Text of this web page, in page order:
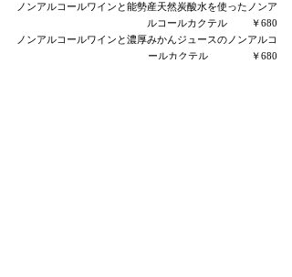
ノンアルコールワインと能勢産天然炭酸水を使ったノンア
ルコールカクテル
￥680
ノンアルコールワインと濃厚みかんジュースのノンアルコ
ールカクテル ￥680